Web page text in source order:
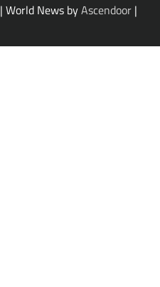
| World News byAscendoor |